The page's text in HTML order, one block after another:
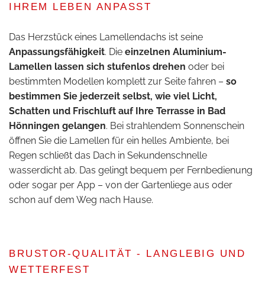
IHREM LEBEN ANPASST
Das Herzstück eines Lamellendachs ist seine
Anpassungsfähigkeit. Die einzelnen Aluminium-
Lamellen lassen sich stufenlos drehen oder bei
bestimmten Modellen komplett zur Seite fahren – so
bestimmen Sie jederzeit selbst, wie viel Licht,
Schatten und Frischluft auf Ihre Terrasse in Bad
Hönningen gelangen. Bei strahlendem Sonnenschein
öffnen Sie die Lamellen für ein helles Ambiente, bei
Regen schließt das Dach in Sekundenschnelle
wasserdicht ab. Das gelingt bequem per Fernbedienung
oder sogar per App – von der Gartenliege aus oder
schon auf dem Weg nach Hause.
BRUSTOR-QUALITÄT - LANGLEBIG UND
WETTERFEST